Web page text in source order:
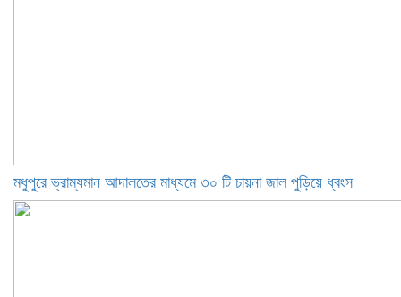
মধুপুরে ভ্রাম্যমান আদালতের মাধ্যমে ৩০ টি চায়না জাল পুড়িয়ে ধ্বংস